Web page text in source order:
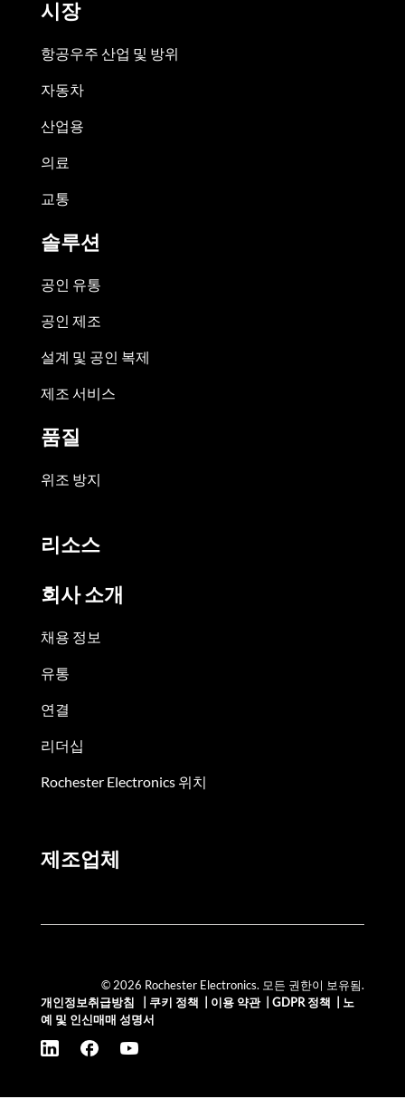
시장
항공우주 산업 및 방위
자동차
산업용
의료
교통
솔루션
공인 유통
공인 제조
설계 및 공인 복제
제조 서비스
품질
위조 방지
리소스
회사 소개
채용 정보
유통
연결
리더십
Rochester Electronics 위치
제조업체
© 2026 Rochester Electronics. 모든 권한이 보유됨.
개인정보취급방침
쿠키 정책 이용 약관| GDPR 정책
노
예 및 인신매매 성명서